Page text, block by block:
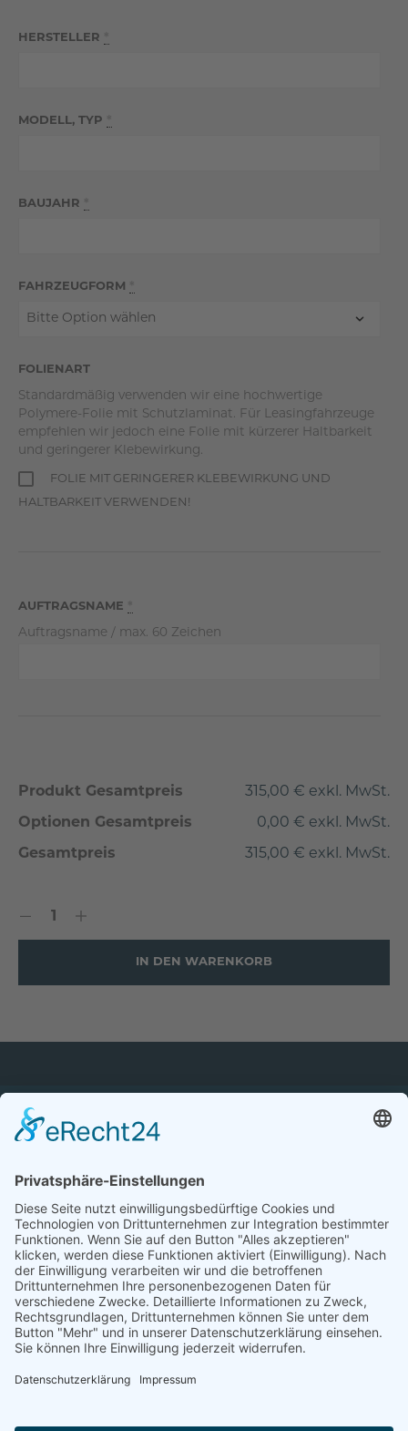
HERSTELLER
MODELL, TYP
BAUJAHR
FAHRZEUGFORM
FOLIENART
Standardmäßig verwenden wir eine hochwertige
Polymere-Folie mit Schutzlaminat. Für Leasingfahrzeuge
empfehlen wir jedoch eine Folie mit kürzerer Haltbarkeit
und geringerer Klebewirkung.
FOLIE MIT GERINGERER KLEBEWIRKUNG UND
HALTBARKEIT VERWENDEN!
AUFTRAGSNAME
Auftragsname / max. 60 Zeichen
Produkt Gesamtpreis 315,00 € exkl. MwSt.
Optionen Gesamtpreis 0,00 € exkl. MwSt.
Gesamtpreis 315,00 € exkl. MwSt.
IN DEN WARENKORB
Persönlicher
Kundenservi
ce
Kostenloser
Versand
(DE)
Flexible
Bezahlarten
Schnelle
Lieferung
Unsere Versandpartner